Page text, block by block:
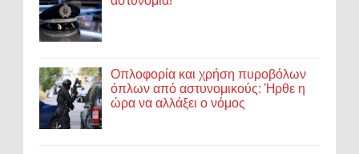
Οπλοφορία και χρήση πυροβόλων
όπλων από αστυνομικούς: Ήρθε η
ώρα να αλλάξει ο νόμος